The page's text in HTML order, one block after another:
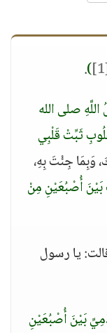
)
.
صلى الله
ثَبِّتْ قَلْبِي
وَبِمَا جِئْتَ بِهِ،
بَيْنَ أُصْبُعَيْنِ مِنْ
يا رسول
بَيْنَ أُصْبُعَيْنِ